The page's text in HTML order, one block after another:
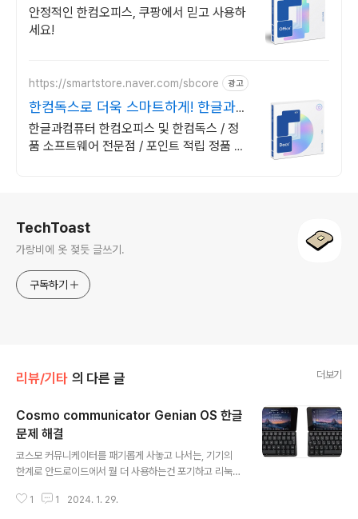
배송
안정적인 한컴오피스, 쿠팡에서 믿고 사용하
세요!
https://smartstore.naver.com/sbcore 광고
한컴독스로 더욱 스마트하게! 한글과컴
퓨터 정품 인증점
한글과컴퓨터 한컴오피스 및 한컴독스 / 정
품 소프트웨어 전문점 / 포인트 적립 정품 소
TechToast
가랑비에 옷 젖듯 글쓰기.
구독하기
리뷰/기타 의 다른 글 더보기
Cosmo communicator Genian OS 한글
문제 해결
코스모 커뮤니케이터를 패기롭게 사놓고 나서는, 기기의
한계로 안드로이드에서 뭘 더 사용하는건 포기하고 리눅스
/ Ubuntu 계열인 듯. 일단 설치하면 US 키보드 배열로 되
1 1 2024. 1. 29.